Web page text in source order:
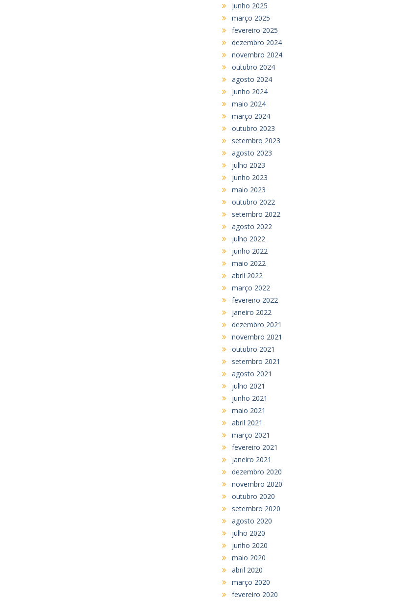
junho 2025
março 2025
fevereiro 2025
dezembro 2024
novembro 2024
outubro 2024
agosto 2024
junho 2024
maio 2024
março 2024
outubro 2023
setembro 2023
agosto 2023
julho 2023
junho 2023
maio 2023
outubro 2022
setembro 2022
agosto 2022
julho 2022
junho 2022
maio 2022
abril 2022
março 2022
fevereiro 2022
janeiro 2022
dezembro 2021
novembro 2021
outubro 2021
setembro 2021
agosto 2021
julho 2021
junho 2021
maio 2021
abril 2021
março 2021
fevereiro 2021
janeiro 2021
dezembro 2020
novembro 2020
outubro 2020
setembro 2020
agosto 2020
julho 2020
junho 2020
maio 2020
abril 2020
março 2020
fevereiro 2020